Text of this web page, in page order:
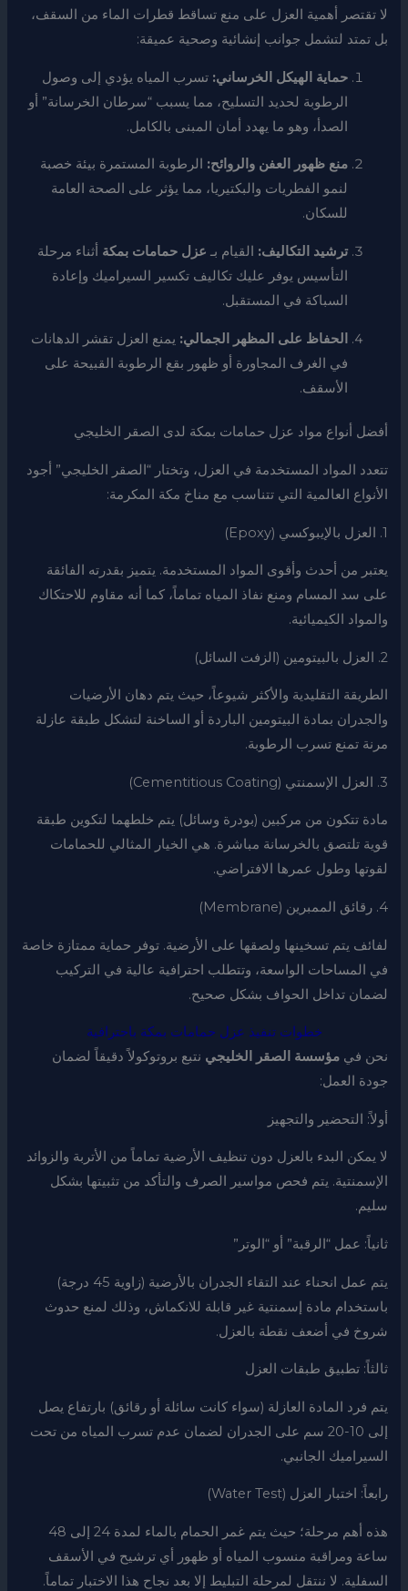
لا تقتصر أهمية العزل على منع تساقط قطرات الماء من السقف،
بل تمتد لتشمل جوانب إنشائية وصحية عميقة:
حماية الهيكل الخرساني: تسرب المياه يؤدي إلى وصول
الرطوبة لحديد التسليح، مما يسبب “سرطان الخرسانة” أو
الصدأ، وهو ما يهدد أمان المبنى بالكامل.
منع ظهور العفن والروائح: الرطوبة المستمرة بيئة خصبة
لنمو الفطريات والبكتيريا، مما يؤثر على الصحة العامة
للسكان.
ترشيد التكاليف: القيام بـ عزل حمامات بمكة أثناء مرحلة
التأسيس يوفر عليك تكاليف تكسير السيراميك وإعادة
السباكة في المستقبل.
الحفاظ على المظهر الجمالي: يمنع العزل تقشر الدهانات
في الغرف المجاورة أو ظهور بقع الرطوبة القبيحة على
الأسقف.
أفضل أنواع مواد عزل حمامات بمكة لدى الصقر الخليجي
تتعدد المواد المستخدمة في العزل، وتختار “الصقر الخليجي” أجود
الأنواع العالمية التي تتناسب مع مناخ مكة المكرمة:
1. العزل بالإيبوكسي (Epoxy)
يعتبر من أحدث وأقوى المواد المستخدمة. يتميز بقدرته الفائقة
على سد المسام ومنع نفاذ المياه تماماً، كما أنه مقاوم للاحتكاك
والمواد الكيميائية.
2. العزل بالبيتومين (الزفت السائل)
الطريقة التقليدية والأكثر شيوعاً، حيث يتم دهان الأرضيات
والجدران بمادة البيتومين الباردة أو الساخنة لتشكل طبقة عازلة
مرنة تمنع تسرب الرطوبة.
3. العزل الإسمنتي (Cementitious Coating)
مادة تتكون من مركبين (بودرة وسائل) يتم خلطهما لتكوين طبقة
قوية تلتصق بالخرسانة مباشرة. هي الخيار المثالي للحمامات
لقوتها وطول عمرها الافتراضي.
4. رقائق الممبرين (Membrane)
لفائف يتم تسخينها ولصقها على الأرضية. توفر حماية ممتازة خاصة
في المساحات الواسعة، وتتطلب احترافية عالية في التركيب
لضمان تداخل الحواف بشكل صحيح.
خطوات تنفيذ عزل حمامات بمكة باحترافية
نحن فيمؤسسة الصقر الخليجي نتبع بروتوكولاً دقيقاً لضمان
جودة العمل:
أولاً: التحضير والتجهيز
لا يمكن البدء بالعزل دون تنظيف الأرضية تماماً من الأتربة والزوائد
الإسمنتية. يتم فحص مواسير الصرف والتأكد من تثبيتها بشكل
سليم.
ثانياً: عمل “الرقبة” أو “الوتر”
يتم عمل انحناء عند التقاء الجدران بالأرضية (زاوية 45 درجة)
باستخدام مادة إسمنتية غير قابلة للانكماش، وذلك لمنع حدوث
شروخ في أضعف نقطة بالعزل.
ثالثاً: تطبيق طبقات العزل
يتم فرد المادة العازلة (سواء كانت سائلة أو رقائق) بارتفاع يصل
إلى 10-20 سم على الجدران لضمان عدم تسرب المياه من تحت
السيراميك الجانبي.
رابعاً: اختبار العزل (Water Test)
هذه أهم مرحلة؛ حيث يتم غمر الحمام بالماء لمدة 24 إلى 48
ساعة ومراقبة منسوب المياه أو ظهور أي ترشيح في الأسقف
السفلية. لا ننتقل لمرحلة التبليط إلا بعد نجاح هذا الاختبار تماماً.